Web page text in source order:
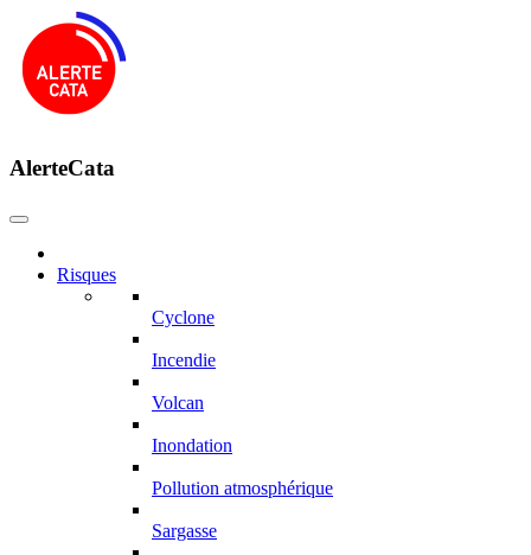
AlerteCata
Risques
Cyclone
Incendie
Volcan
Inondation
Pollution atmosphérique
Sargasse